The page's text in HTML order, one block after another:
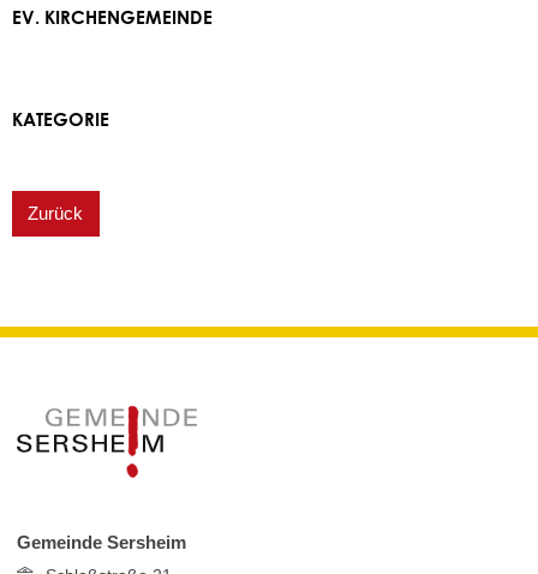
EV. KIRCHENGEMEINDE
KATEGORIE
Zurück
Gemeinde Sersheim